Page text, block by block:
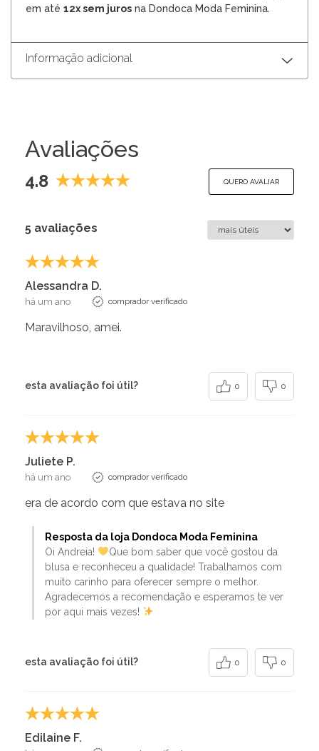
em até 12x sem juros na Dondoca Moda Feminina.
Informação adicional
Avaliações
4.8 QUERO AVALIAR
5 avaliações
Alessandra D.
há um ano comprador verificado
Maravilhoso, amei.
esta avaliação foi útil? 0 0
Juliete P.
há um ano comprador verificado
era de acordo com que estava no site
Resposta da loja Dondoca Moda Feminina
Oi Andreia!
Que bom saber que você gostou da
blusa e reconheceu a qualidade! Trabalhamos com
muito carinho para oferecer sempre o melhor.
Agradecemos a recomendação e esperamos te ver
por aqui mais vezes!
esta avaliação foi útil? 0 0
Edilaine F.